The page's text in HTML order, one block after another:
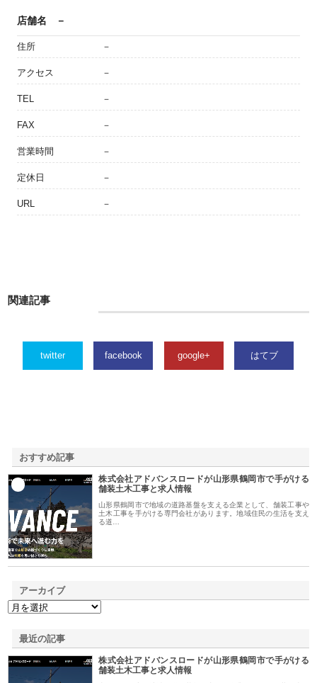
店舗名 －
住所 －
アクセス －
TEL －
FAX －
営業時間 －
定休日 －
URL －
関連記事
twitter facebook google+ はてブ
おすすめ記事
株式会社アドバンスロードが山形県鶴岡市で手がける
舗装土木工事と求人情報
山形県鶴岡市で地域の道路基盤を支える企業として、舗装工事や
土木工事を手がける専門会社があります。地域住民の生活を支え
る道…
アーカイブ
最近の記事
株式会社アドバンスロードが山形県鶴岡市で手がける
舗装土木工事と求人情報